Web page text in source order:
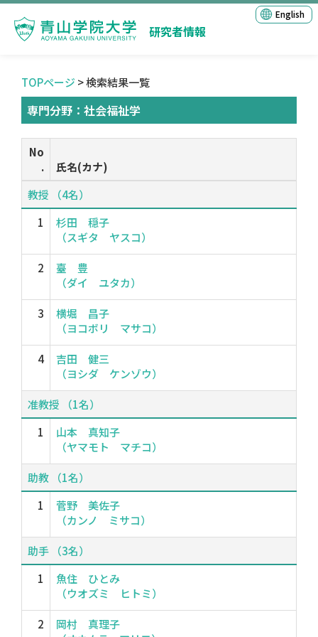
研究者情報
English
TOPページ > 検索結果一覧
専門分野：社会福祉学
No
.
氏名(カナ)
教授 （4名）
1
杉田 穏子
（スギタ ヤスコ）
2
臺 豊
（ダイ ユタカ）
3
横堀 昌子
（ヨコボリ マサコ）
4
吉田 健三
（ヨシダ ケンゾウ）
准教授 （1名）
1
山本 真知子
（ヤマモト マチコ）
助教 （1名）
1
菅野 美佐子
（カンノ ミサコ）
助手 （3名）
1
魚住 ひとみ
（ウオズミ ヒトミ）
2
岡村 真理子